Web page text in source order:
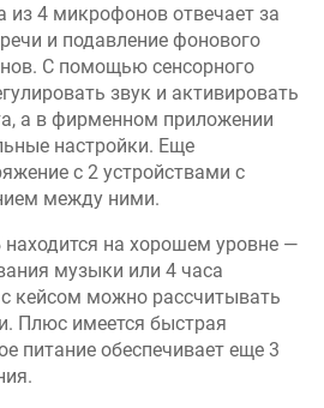
из 4 микрофонов отвечает за
и подавление фонового
С помощью сенсорного
звук и активировать
а в фирменном приложении
настройки. Еще
с 2 устройствами с
между ними.
на хорошем уровне —
музыки или 4 часа
с кейсом можно рассчитывать
Плюс имеется быстрая
питание обеспечивает еще 3